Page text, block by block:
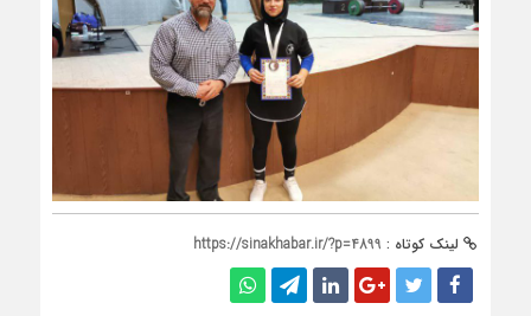
لینک کوتاه : https://sinakhabar.ir/?p=4899